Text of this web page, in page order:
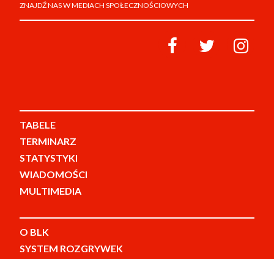
ZNAJDŹ NAS W MEDIACH SPOŁECZNOŚCIOWYCH
TABELE
TERMINARZ
STATYSTYKI
WIADOMOŚCI
MULTIMEDIA
O BLK
SYSTEM ROZGRYWEK